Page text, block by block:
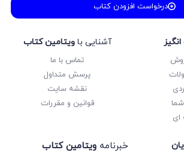
ای
آشنایی باویتامین کتاب
تماس با ما
پرسش متداول
نقشه سایت
قوانین و مقررات
درخواست افزودن کتاب
خبرنامه ویتامین کتاب